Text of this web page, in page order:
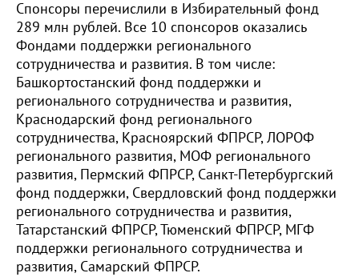
Спонсоры перечислили в Избирательный фонд
289 млн рублей. Все 10 спонсоров оказались
Фондами поддержки регионального
сотрудничества и развития. В том числе:
Башкортостанский фонд поддержки и
регионального сотрудничества и развития,
Краснодарский фонд регионального
сотрудничества, Красноярский ФПРСР, ЛОРОФ
регионального развития, МОФ регионального
развития, Пермский ФПРСР, Санкт-Петербургский
фонд поддержки, Свердловский фонд поддержки
регионального сотрудничества и развития,
Татарстанский ФПРСР, Тюменский ФПРСР, МГФ
поддержки регионального сотрудничества и
развития, Самарский ФПРСР.